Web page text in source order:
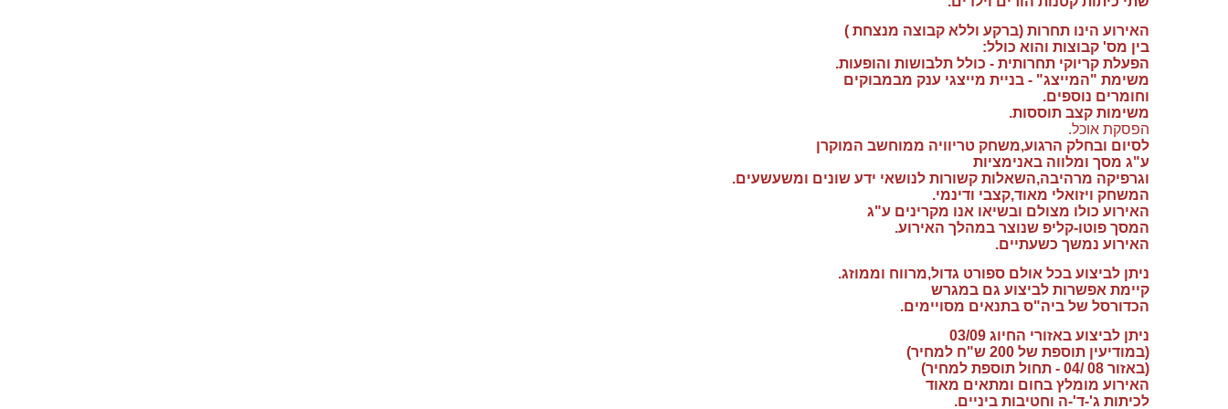
האירוע הינו תחרות (ברקע וללא קבוצה מנצחת )
בין מס' קבוצות והוא כולל:
הפעלת קריוקי תחרותית - כולל תלבושות והופעות.
משימת "המייצג" - בניית מייצגי ענק מבמבוקים
וחומרים נוספים.
משימות קצב תוססות.
הפסקת אוכל.
לסיום ובחלק הרגוע,משחק טריוויה ממוחשב המוקרן
ע"ג מסך ומלווה באנימציות
וגרפיקה מרהיבה,השאלות קשורות לנושאי ידע שונים ומשעשעים.
המשחק ויזואלי מאוד,קצבי ודינמי.
האירוע כולו מצולם ובשיאו אנו מקרינים ע"ג
המסך פוטו-קליפ שנוצר במהלך האירוע.
האירוע נמשך כשעתיים.
ניתן לביצוע בכל אולם ספורט גדול,מרווח וממוזג.
קיימת אפשרות לביצוע גם במגרש
הכדורסל של ביה"ס בתנאים מסויימים.
ניתן לביצוע באזורי החיוג 03/09
(במודיעין תוספת של 200 ש"ח למחיר)
(באזור 08 /04 - תחול תוספת למחיר)
האירוע מומלץ בחום ומתאים מאוד
לכיתות ג'-ד'-ה וחטיבות ביניים.